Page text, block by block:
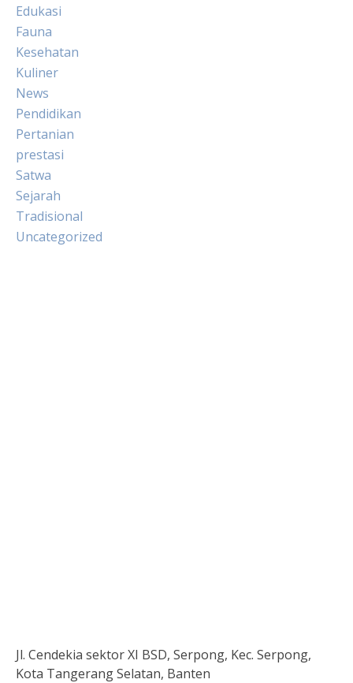
Edukasi
Fauna
Kesehatan
Kuliner
News
Pendidikan
Pertanian
prestasi
Satwa
Sejarah
Tradisional
Uncategorized
Jl. Cendekia sektor XI BSD, Serpong, Kec. Serpong,
Kota Tangerang Selatan, Banten